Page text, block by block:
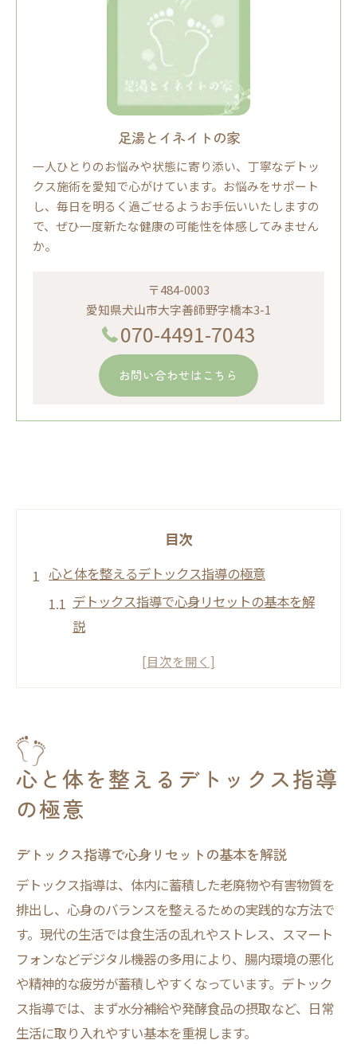
足湯とイネイトの家
一人ひとりのお悩みや状態に寄り添い、丁寧なデトッ
クス施術を愛知で心がけています。お悩みをサポート
し、毎日を明るく過ごせるようお手伝いいたしますの
で、ぜひ一度新たな健康の可能性を体感してみません
か。
〒484-0003
愛知県犬山市大字善師野字橋本3-1
070-4491-7043
お問い合わせはこちら
目次
心と体を整えるデトックス指導の極意
デトックス指導で心身リセットの基本を解
説
デトックス効果を高める生活習慣の工夫と
紹介
日々続けやすいデトックス習慣の始め方
SNSデトックスの効果的なやり方と実践ポ
イント
SNS疲れを癒すデトックス指導の具体例
デジタルデトックスとSNS断ちの相乗効果
を検証
デトックス指導で実感するSNSデトックス
体験談
心と体を整えるデトックス指導
の極意
デトックス指導で心身リセットの基本を解説
デトックス指導は、体内に蓄積した老廃物や有害物質を
排出し、心身のバランスを整えるための実践的な方法で
す。現代の生活では食生活の乱れやストレス、スマート
フォンなどデジタル機器の多用により、腸内環境の悪化
や精神的な疲労が蓄積しやすくなっています。デトック
ス指導では、まず水分補給や発酵食品の摂取など、日常
生活に取り入れやすい基本を重視します。